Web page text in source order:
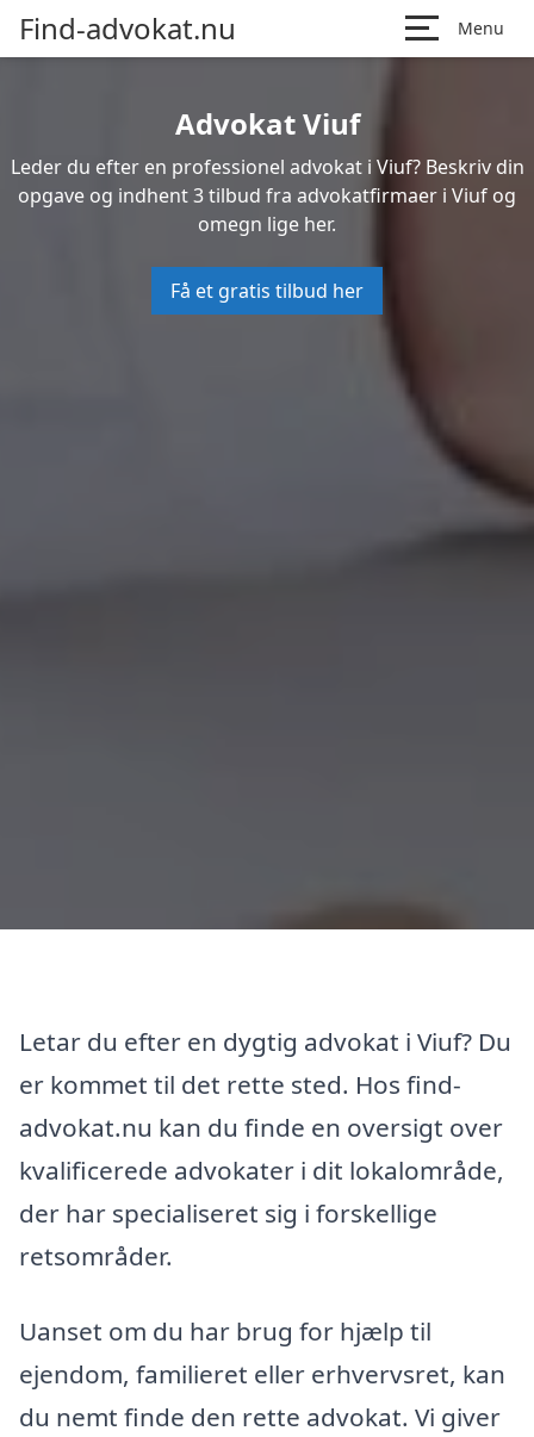
Find-advokat.nu Menu
Advokat Viuf
Leder du efter en professionel advokat i Viuf? Beskriv din
opgave og indhent 3 tilbud fra advokatfirmaer i Viuf og
omegn lige her.
Få et gratis tilbud her
Letar du efter en dygtig advokat i Viuf? Du
er kommet til det rette sted. Hos find-
advokat.nu kan du finde en oversigt over
kvalificerede advokater i dit lokalområde,
der har specialiseret sig i forskellige
retsområder.
Uanset om du har brug for hjælp til
ejendom, familieret eller erhvervsret, kan
du nemt finde den rette advokat. Vi giver